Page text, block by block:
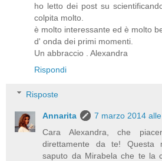
ho letto dei post su
colpita molto.
è molto interessante ed è molto
d' onda dei primi momenti.
Un abbraccio . Alexandra
Rispondi
Risposte
Annarita
7 marzo 2014
Cara Alexandra, che
direttamente da te! Questa
saputo da Mirabela che te la